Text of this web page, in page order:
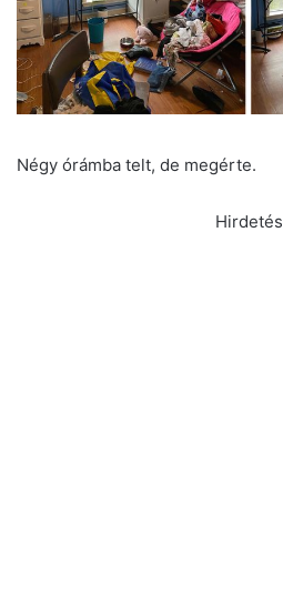
Négy órámba telt, de megérte.
Hirdetés